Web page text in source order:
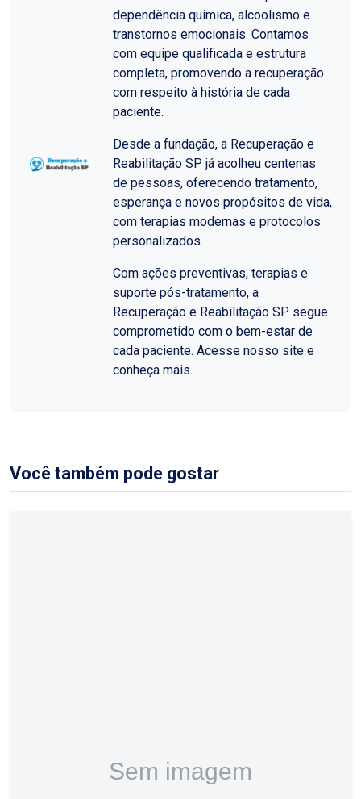
dependência química, alcoolismo e
transtornos emocionais. Contamos
com equipe qualificada e estrutura
completa, promovendo a recuperação
com respeito à história de cada
paciente.
Desde a fundação, a Recuperação e
Reabilitação SP já acolheu centenas
de pessoas, oferecendo tratamento,
esperança e novos propósitos de vida,
com terapias modernas e protocolos
personalizados.
Com ações preventivas, terapias e
suporte pós-tratamento, a
Recuperação e Reabilitação SP segue
comprometido com o bem-estar de
cada paciente. Acesse nosso site e
conheça mais.
Você também pode gostar